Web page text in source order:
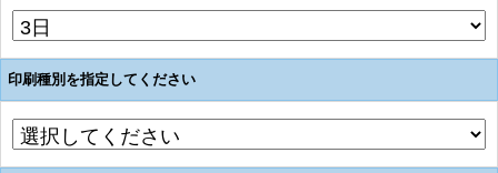
印刷種別を指定してください